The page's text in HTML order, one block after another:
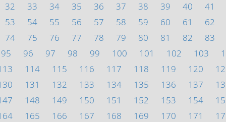
32
33 34 35 36 37 38 39 40
41
53
54 55 56 57 58 59 60 61
62
74
75 76 77 78 79 80 81 82
83
95
96 97 98 99 100 101 102 103
114 115 116 117 118 119 120
131 132 133 134 135 136 137
148 149 150 151 152 153 154
165 166 167 168 169 170 171